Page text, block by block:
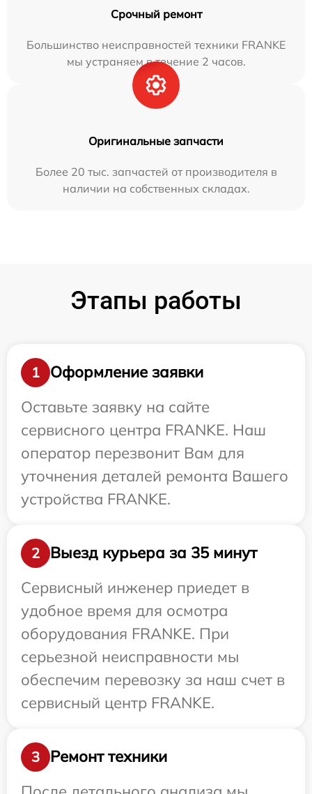
Срочный ремонт
Большинство неисправностей техники FRANKE
мы устраняем в течение 2 часов.
Оригинальные запчасти
Более 20 тыс. запчастей от производителя в
наличии на собственных складах.
Этапы работы
1
Оформление заявки
Оставьте заявку на сайте
сервисного центра FRANKE. Наш
оператор перезвонит Вам для
уточнения деталей ремонта Вашего
устройства FRANKE.
2
Выезд курьера за 35 минут
Сервисный инженер приедет в
удобное время для осмотра
оборудования FRANKE. При
серьезной неисправности мы
обеспечим перевозку за наш счет в
сервисный центр FRANKE.
3
Ремонт техники